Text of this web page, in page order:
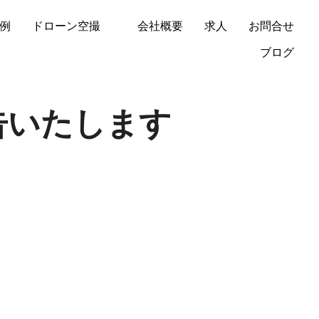
ドローン空撮 会社概要 求人
お問合せ
ブログ
たします